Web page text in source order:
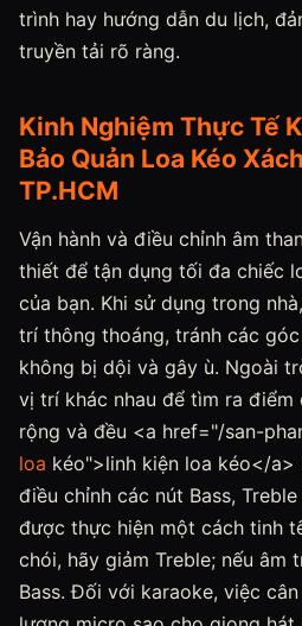
trình hay hướng dẫn du lịch,
truyền tải rõ ràng.
Kinh Nghiệm Thực Tế
Bảo Quản Loa Kéo
TP.HCM
Vận hành và điều chỉnh âm
thiết để tận dụng tối đa chiếc
của bạn. Khi sử dụng trong
trí thông thoáng, tránh các
không bị dội và gây ù. Ngoài
vị trí khác nhau để tìm ra điểm
rộng và đều <a href="/san-
loa kéo">linh kiện loa kéo</a>
điều chỉnh các nút Bass,
được thực hiện một cách tinh
chói, hãy giảm Treble; nếu âm
Bass. Đối với karaoke, việc